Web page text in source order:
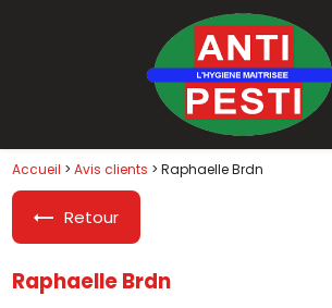
Accueil >Avis clients > Raphaelle Brdn
Retour
Raphaelle Brdn
Panneau de gestion des cookies